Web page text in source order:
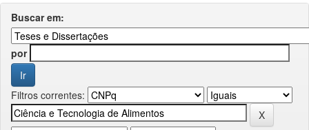
Buscar em:
por
Filtros correntes: